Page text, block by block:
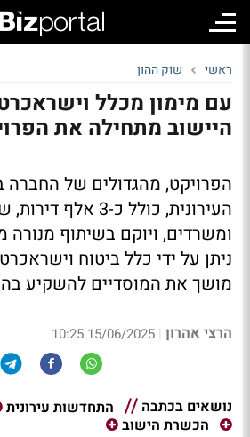
ראשי שוק ההון
עם מימון מכלל
היישוב מתחילה את
הפרויקט, מהגדולים של
העירונית, כולל כ-3
ומשרדים, ויוקם בשיתוף מנורה
ניתן על ידי כלל ביטוח
מושך את המוסדיים להשקיע
הרצי אהרון |
15/06/2025 10:25
נושאים בכתבה התחדשות עירונית
הכשרת הישוב